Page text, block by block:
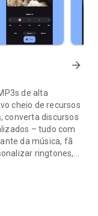
arrow_forward
de alta
cheio de recursos
converta discursos
– tudo com
da música, fã
ringtones,
podem
áudio